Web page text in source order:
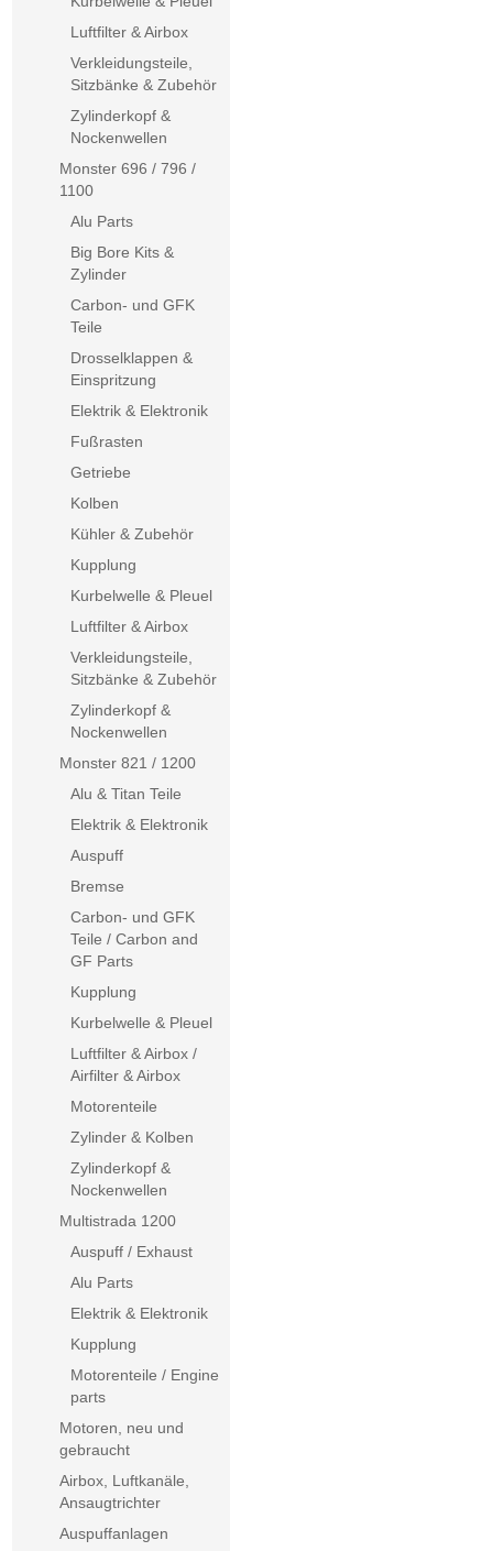
Luftfilter & Airbox
Verkleidungsteile,
Sitzbänke & Zubehör
Zylinderkopf &
Nockenwellen
Monster 696 / 796 /
1100
Alu Parts
Big Bore Kits &
Zylinder
Carbon- und GFK
Teile
Drosselklappen &
Einspritzung
Elektrik & Elektronik
Fußrasten
Getriebe
Kolben
Kühler & Zubehör
Kupplung
Kurbelwelle & Pleuel
Luftfilter & Airbox
Verkleidungsteile,
Sitzbänke & Zubehör
Zylinderkopf &
Nockenwellen
Monster 821 / 1200
Alu & Titan Teile
Elektrik & Elektronik
Auspuff
Bremse
Carbon- und GFK
Teile / Carbon and
GF Parts
Kupplung
Kurbelwelle & Pleuel
Luftfilter & Airbox /
Airfilter & Airbox
Motorenteile
Zylinder & Kolben
Zylinderkopf &
Nockenwellen
Multistrada 1200
Auspuff / Exhaust
Alu Parts
Elektrik & Elektronik
Kupplung
Motorenteile / Engine
parts
Motoren, neu und
gebraucht
Airbox, Luftkanäle,
Ansaugtrichter
Auspuffanlagen